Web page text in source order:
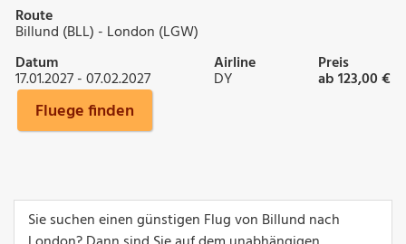
Route
Billund (BLL) - London (LGW)
Datum
17.01.2027 - 07.02.2027
Airline
DY
Preis
ab 123,00 €
Fluege finden
Sie suchen einen günstigen Flug von Billund nach